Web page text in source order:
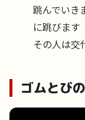
跳んでいき
に跳びます
その人は交
ゴムとび